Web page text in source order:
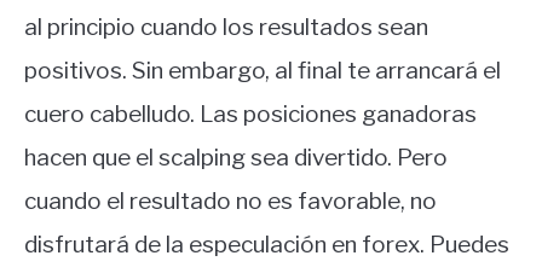
al principio cuando los resultados sean
positivos. Sin embargo, al final te arrancará el
cuero cabelludo. Las posiciones ganadoras
hacen que el scalping sea divertido. Pero
cuando el resultado no es favorable, no
disfrutará de la especulación en forex. Puedes